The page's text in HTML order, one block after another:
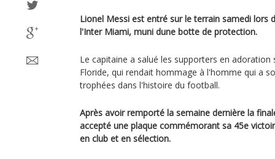
Lionel Messi est entré sur le terrain samedi lors
l'Inter Miami, muni dune botte de protection.
Le capitaine a salué les supporters en adoration
Floride, qui rendait hommage à l'homme qui a
trophées dans l'histoire du football.
Après avoir remporté la semaine dernière la
accepté une plaque commémorant sa 45e
en club et en sélection.